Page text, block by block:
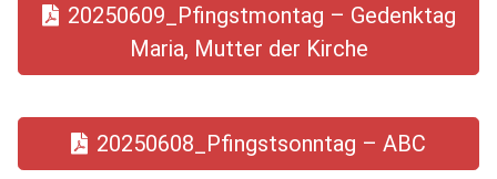
20250609_Pfingstmontag – Gedenktag
Maria, Mutter der Kirche
20250608_Pfingstsonntag – ABC